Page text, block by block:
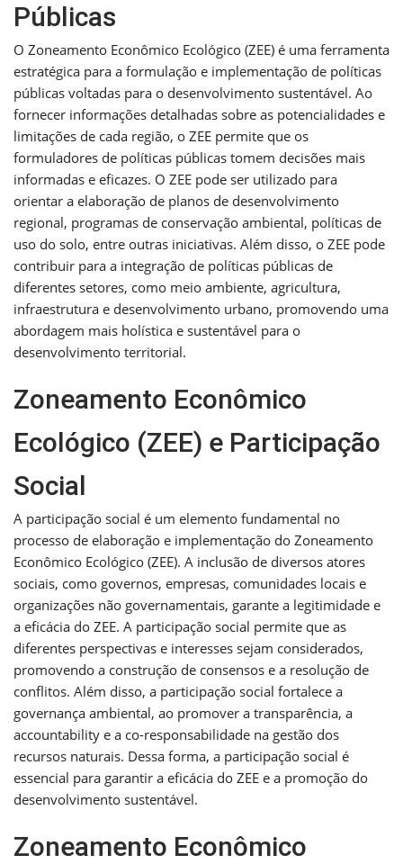
Públicas
O Zoneamento Econômico Ecológico (ZEE) é uma ferramenta
estratégica para a formulação e implementação de políticas
públicas voltadas para o desenvolvimento sustentável. Ao
fornecer informações detalhadas sobre as potencialidades e
limitações de cada região, o ZEE permite que os
formuladores de políticas públicas tomem decisões mais
informadas e eficazes. O ZEE pode ser utilizado para
orientar a elaboração de planos de desenvolvimento
regional, programas de conservação ambiental, políticas de
uso do solo, entre outras iniciativas. Além disso, o ZEE pode
contribuir para a integração de políticas públicas de
diferentes setores, como meio ambiente, agricultura,
infraestrutura e desenvolvimento urbano, promovendo uma
abordagem mais holística e sustentável para o
desenvolvimento territorial.
Zoneamento Econômico
Ecológico (ZEE) e Participação
Social
A participação social é um elemento fundamental no
processo de elaboração e implementação do Zoneamento
Econômico Ecológico (ZEE). A inclusão de diversos atores
sociais, como governos, empresas, comunidades locais e
organizações não governamentais, garante a legitimidade e
a eficácia do ZEE. A participação social permite que as
diferentes perspectivas e interesses sejam considerados,
promovendo a construção de consensos e a resolução de
conflitos. Além disso, a participação social fortalece a
governança ambiental, ao promover a transparência, a
accountability e a co-responsabilidade na gestão dos
recursos naturais. Dessa forma, a participação social é
essencial para garantir a eficácia do ZEE e a promoção do
desenvolvimento sustentável.
Zoneamento Econômico